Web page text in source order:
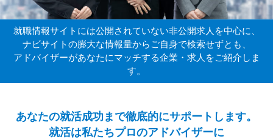
就職情報サイトには公開されていない非公開求人を中心に、
ナビサイトの膨大な情報量からご自身で検索せずとも、
アドバイザーがあなたにマッチする企業・求人をご紹介しま
す。
あなたの就活成功まで徹底的にサポートします。
就活は私たちプロのアドバイザーに